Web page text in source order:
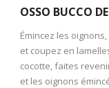
OSSO BUCCO
Émincez les
et coupez en
cocotte, faites
et les oignons